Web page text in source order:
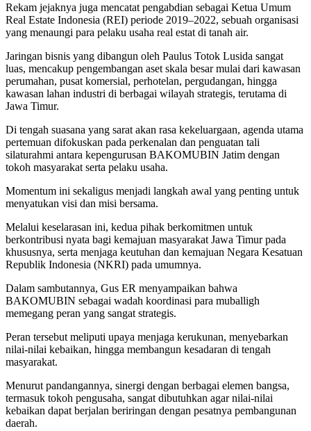
Rekam jejaknya juga mencatat pengabdian sebagai Ketua Umum
Real Estate Indonesia (REI) periode 2019–2022, sebuah organisasi
yang menaungi para pelaku usaha real estat di tanah air.
Jaringan bisnis yang dibangun oleh Paulus Totok Lusida sangat
luas, mencakup pengembangan aset skala besar mulai dari kawasan
perumahan, pusat komersial, perhotelan, pergudangan, hingga
kawasan lahan industri di berbagai wilayah strategis, terutama di
Jawa Timur.
Di tengah suasana yang sarat akan rasa kekeluargaan, agenda utama
pertemuan difokuskan pada perkenalan dan penguatan tali
silaturahmi antara kepengurusan BAKOMUBIN Jatim dengan
tokoh masyarakat serta pelaku usaha.
Momentum ini sekaligus menjadi langkah awal yang penting untuk
menyatukan visi dan misi bersama.
Melalui keselarasan ini, kedua pihak berkomitmen untuk
berkontribusi nyata bagi kemajuan masyarakat Jawa Timur pada
khususnya, serta menjaga keutuhan dan kemajuan Negara Kesatuan
Republik Indonesia (NKRI) pada umumnya.
Dalam sambutannya, Gus ER menyampaikan bahwa
BAKOMUBIN sebagai wadah koordinasi para muballigh
memegang peran yang sangat strategis.
Peran tersebut meliputi upaya menjaga kerukunan, menyebarkan
nilai-nilai kebaikan, hingga membangun kesadaran di tengah
masyarakat.
Menurut pandangannya, sinergi dengan berbagai elemen bangsa,
termasuk tokoh pengusaha, sangat dibutuhkan agar nilai-nilai
kebaikan dapat berjalan beriringan dengan pesatnya pembangunan
daerah.